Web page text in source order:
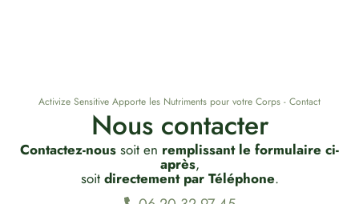
Activize Sensitive Apporte les Nutriments pour votre Corps - Contact
Nous contacter
Contactez-nous soit en remplissant le formulaire ci-
après,
soit directement par Téléphone.